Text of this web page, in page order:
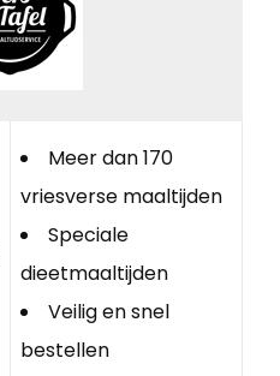
Meer dan 170
vriesverse maaltijden
Speciale
dieetmaaltijden
Veilig en snel
bestellen